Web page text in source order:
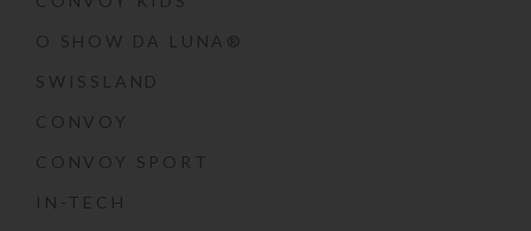
O SHOW DA LUNA®
SWISSLAND
CONVOY
CONVOY SPORT
IN-TECH